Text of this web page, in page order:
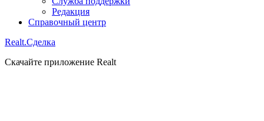
Редакция
Справочный центр
Realt.Сделка
Скачайте приложение Realt